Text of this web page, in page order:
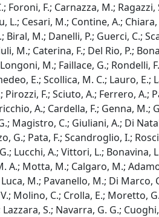
Foroni, F.; Carnazza, M.;
Cesari, M.; Contine, A.;
M.; Danelli, P.; Guerci, C.;
M.; Caterina, F.; Del Rio, P.;
M.; Faillace, G.; Rondelli,
E.; Scollica, M. C.; Lauro,
Pirozzi, F.; Sciuto, A.; Ferrero,
A.; Cardella, F.; Genna,
Magistro, C.; Giuliani, A.; Di
Pata, F.; Scandroglio, I.;
Lucchi, A.; Vittori, L.;
Motta, M.; Calgaro, M.;
M.; Pavanello, M.; Di
Molino, C.; Crolla, E.;
S.; Navarra, G. G.;